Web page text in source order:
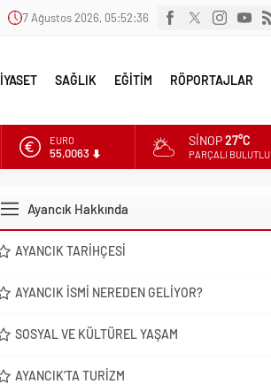
7 Ağustos 2026, 05:52:37
SAĞLIK EĞİTİM RÖPORTAJLAR
ALTIN
6.543,59
EURO
SINOP27°C
PARÇALI BULUTLU
Ayancık Hakkında
AYANCIK TARIHÇESI
AYANCIK İSMI NEREDEN GELIYOR?
SOSYAL VE KÜLTÜREL YAŞAM
AYANCIK’TA TURIZM